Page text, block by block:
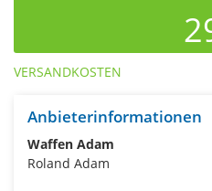
VERSANDKOSTEN
Anbieterinformationen
Waffen Adam
Roland Adam